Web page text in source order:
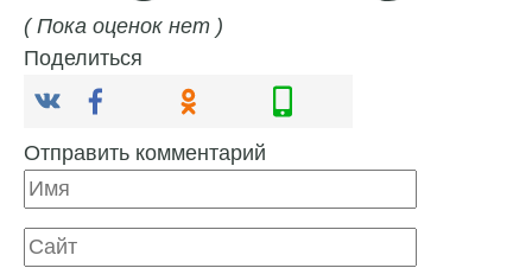
( Пока оценок нет )
Поделиться
Отправить комментарий
Имя
Сайт